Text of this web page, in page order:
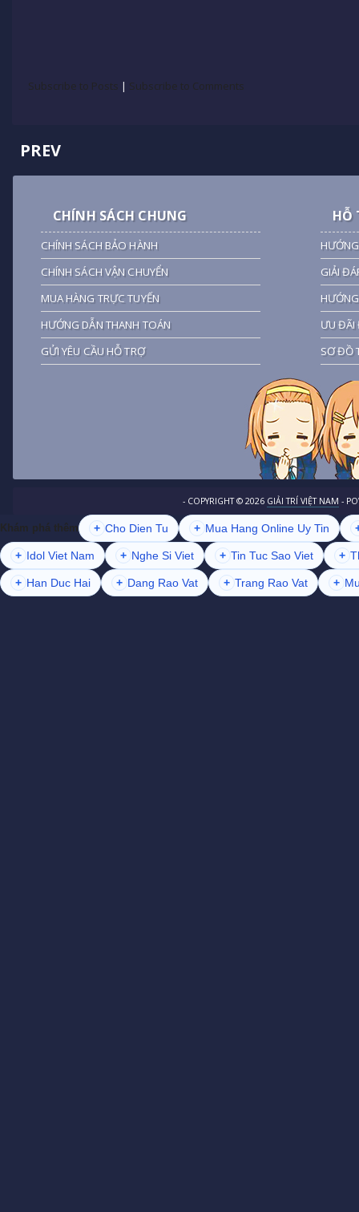
Subscribe to Posts | Subscribe to Comments
PREV
CHÍNH SÁCH CHUNG
CHÍNH SÁCH BẢO HÀNH
CHÍNH SÁCH VẬN CHUYỂN
MUA HÀNG TRỰC TUYẾN
HƯỚNG DẪN THANH TOÁN
GỬI YÊU CẦU HỖ TRỢ
HỖ
GIẢI
ƯU ĐÃI
SƠ ĐỒ
- COPYRIGHT © 2026 GIẢI TRÍ VIỆT NAM -
Khám phá thêm + Cho Dien Tu + Mua Hang Online Uy Tin
+ Idol Viet Nam + Nghe Si Viet + Tin Tuc Sao Viet +
+ Han Duc Hai + Dang Rao Vat + Trang Rao Vat +